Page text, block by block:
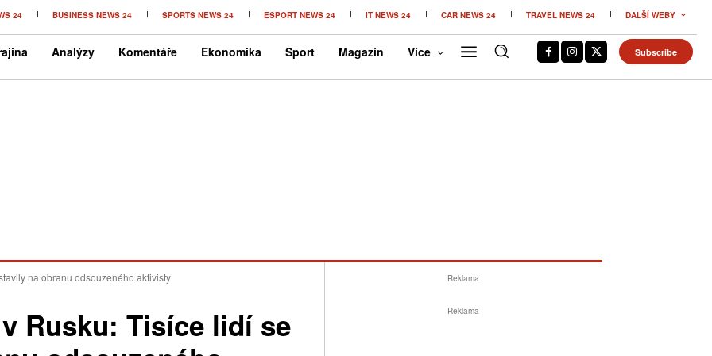
24 BUSINESS NEWS 24 SPORTS NEWS 24 ESPORT NEWS 24 IT NEWS 24 CAR NEWS 24 TRAVEL NEWS 24 DALŠÍ WEBY
Analýzy Komentáře Ekonomika Sport Magazín Více Subscribe
na obranu odsouzeného aktivisty
Rusku: Tisíce lidí se
Reklama
Reklama